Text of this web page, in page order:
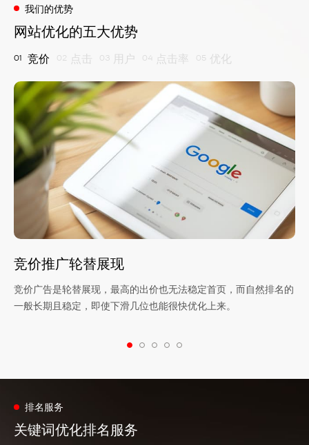
我们的优势
网站优化的五大优势
01 竞价 02 点击 03 用户 04 点击率 05 优化
竞价推广轮替展现
竞价广告是轮替展现，最高的出价也无法稳定首页，而自然排名的
一般长期且稳定，即使下滑几位也能很快优化上来。
排名服务
关键词优化排名服务